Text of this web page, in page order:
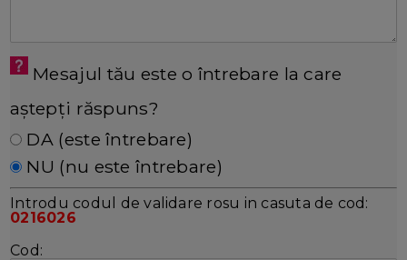
Mesajul tău este o întrebare la care
aștepți răspuns?
DA (este întrebare)
NU (nu este întrebare)
Introdu codul de validare rosu in casuta de cod:
0216026
Cod: